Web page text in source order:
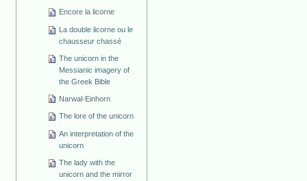
Encore la licorne
La double licorne ou le
chausseur chassé
The unicorn in the
Messianic imagery of
the Greek Bible
Narwal-Einhorn
The lore of the unicorn
An interpretation of the
unicorn
The lady with the
unicorn and the mirror